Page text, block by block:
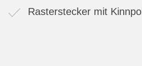
Rasterstecker mit